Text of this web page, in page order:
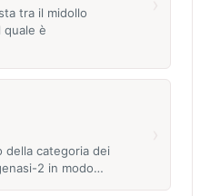
tra il midollo
quale è
della categoria dei
2 in modo…